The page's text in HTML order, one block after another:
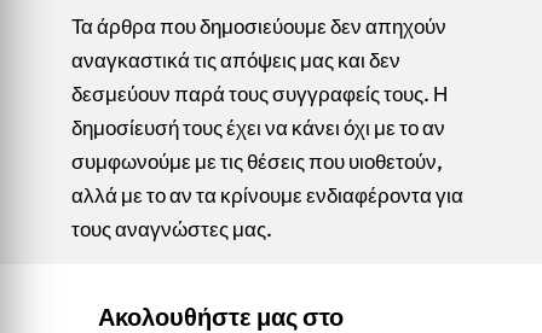
Τα άρθρα που δημοσιεύουμε δεν απηχούν
αναγκαστικά τις απόψεις μας και δεν
δεσμεύουν παρά τους συγγραφείς τους. Η
δημοσίευσή τους έχει να κάνει όχι με το αν
συμφωνούμε με τις θέσεις που υιοθετούν,
αλλά με το αν τα κρίνουμε ενδιαφέροντα για
τους αναγνώστες μας.
Ακολουθήστε μας στο